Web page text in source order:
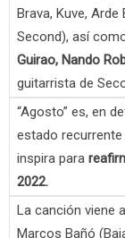
Brava, Kuve,
Second), así
Guirao, Nando
guitarrista de
“Agosto” es, en
estado recurrente
inspira para
2022.
La canción viene
Marcos Bañó